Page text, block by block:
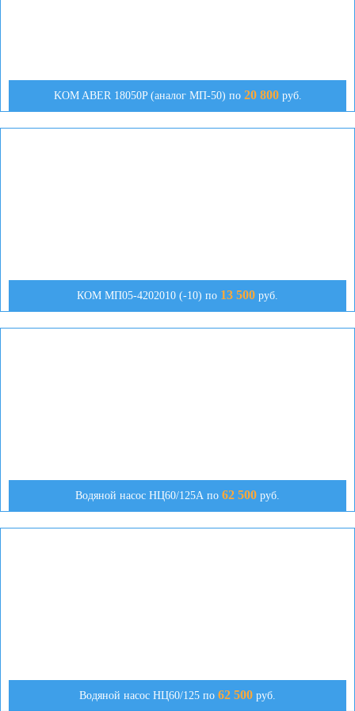
KOM ABER 18050P (аналог МП-50) по 20 800руб.
КОМ МП05-4202010 (-10) по 13 500 руб.
Водяной насос НЦ60/125А по 62 500 руб.
Водяной насос НЦ60/125 по 62 500 руб.